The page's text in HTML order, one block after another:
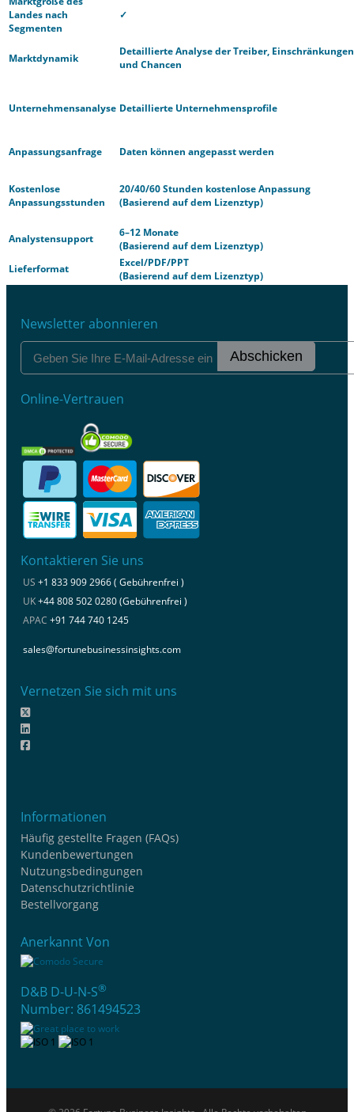
Landes nach
Segmenten
✓
Marktdynamik
Detaillierte Analyse der Treiber, Einschränkungen
und Chancen
Unternehmensanalyse Detaillierte Unternehmensprofile
Anpassungsanfrage Daten können angepasst werden
Kostenlose
Anpassungsstunden
20/40/60 Stunden kostenlose Anpassung
(Basierend auf dem Lizenztyp)
Analystensupport
6–12 Monate
(Basierend auf dem Lizenztyp)
Lieferformat
Excel/PDF/PPT
(Basierend auf dem Lizenztyp)
Newsletter abonnieren
Abschicken
Online-Vertrauen
Kontaktieren Sie uns
US +1 833 909 2966 ( Gebührenfrei )
UK+44 808 502 0280 (Gebührenfrei )
APAC +91 744 740 1245
sales@fortunebusinessinsights.com
Vernetzen Sie sich mit uns
Informationen
Häufig gestellte Fragen (FAQs)
Kundenbewertungen
Nutzungsbedingungen
Datenschutzrichtlinie
Bestellvorgang
Anerkannt Von
D&B D-U-N-S®
Number: 861494523